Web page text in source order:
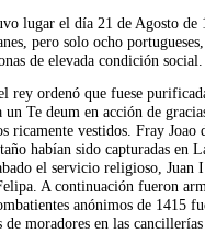
lugar el día 21 de Agosto
pero solo ocho
de elevada condición social.
rey ordenó que fuese
un Te deum en acción de
ricamente vestidos. Fray
habían sido capturadas en
el servicio religioso, Juan
A continuación fueron
anónimos de 1415
de moradores en las